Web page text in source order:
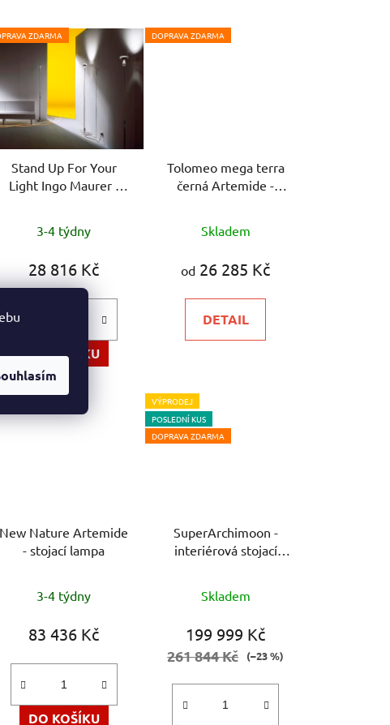
ZDARMA
Stand Up For Your
Light Ingo Maurer -
3-4 týdny
28 816 Kč
DO KOŠÍKU
DOPRAVA ZDARMA
Tolomeo mega terra
černá Artemide -
hodnocení
produktu
5,0
z
Skladem
od 26 285 Kč
DETAIL
New Nature Artemide
- stojací lampa
3-4 týdny
83 436 Kč
DO KOŠÍKU
VÝPRODEJ
POSLEDNÍ KUS
DOPRAVA ZDARMA
SuperArchimoon -
interiérová stojací
Skladem
199 999 Kč
261 844 Kč (–23 %)